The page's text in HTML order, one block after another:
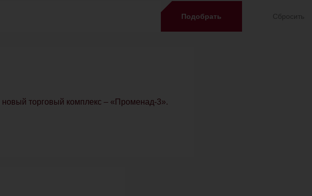
Подобрать Сбросить
новый торговый комплекс – «Променад-3».